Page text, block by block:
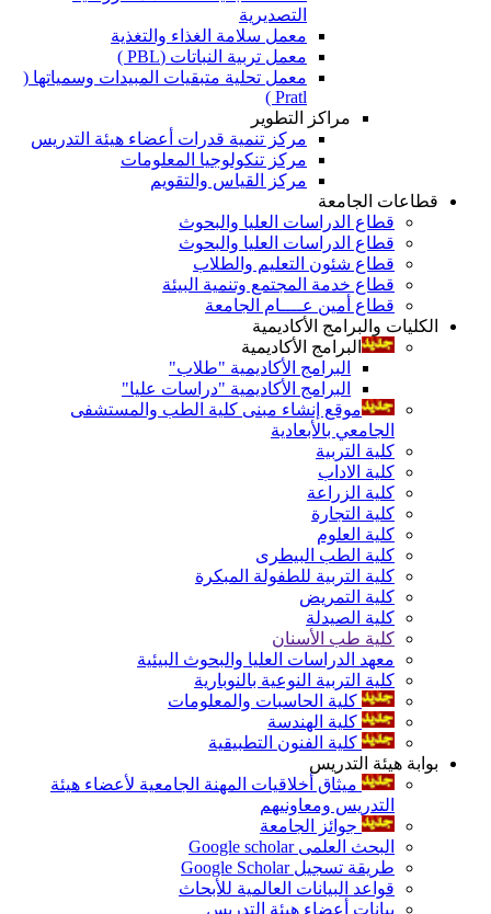
التصديرية
معمل سلامة الغذاء والتغذية
معمل تربية النباتات (PBL )
معمل تحلية متبقيات المبيدات وسمياتها (
Pratl )
مراكز التطوير
مركز تنمية قدرات أعضاء هيئة التدريس
مركز تنكولوجيا المعلومات
مركز القياس والتقويم
قطاعات الجامعة
قطاع الدراسات العليا والبحوث
قطاع الدراسات العليا والبحوث
قطاع شئون التعليم والطلاب
قطاع خدمة المجتمع وتنمية البيئة
قطاع أمين عــــام الجامعة
الكليات والبرامج الأكاديمية
البرامج الأكاديمية
البرامج الأكاديمية "طلاب"
البرامج الأكاديمية "دراسات عليا"
موقع إنشاء مبنى كلية الطب والمستشفى
الجامعي بالأبعادية
كلية التربية
كلية الاداب
كلية الزراعة
كلية التجارة
كلية العلوم
كلية الطب البيطرى
كلية التربية للطفولة المبكرة
كلية التمريض
كلية الصيدلة
كلية طب الأسنان
معهد الدراسات العليا والبحوث البيئية
كلية التربية النوعية بالنوبارية
كلية الحاسبات والمعلومات
كلية الهندسة
كلية الفنون التطبيقية
بوابة هيئة التدريس
ميثاق أخلاقيات المهنة الجامعية لأعضاء هيئة
التدريس ومعاونيهم
جوائز الجامعة
البحث العلمى Google scholar
طريقة تسجيل Google Scholar
قواعد البيانات العالمية للأبحاث
بيانات أعضاء هيئة التدريس